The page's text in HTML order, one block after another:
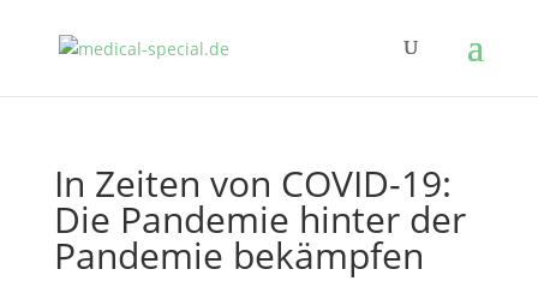
In Zeiten von COVID-19:
Die Pandemie hinter der
Pandemie bekämpfen